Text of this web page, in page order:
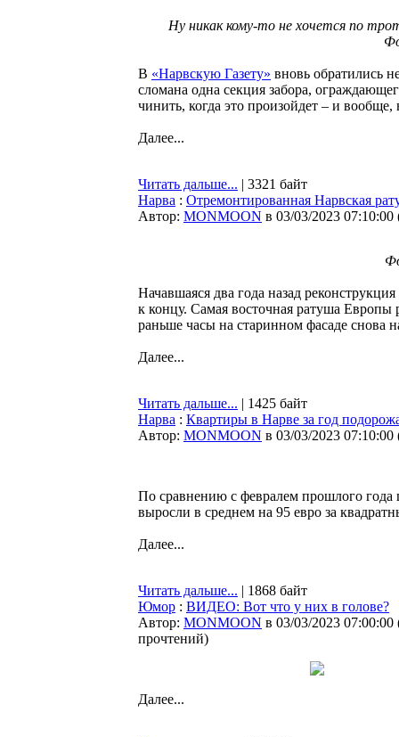
Ну никак кому-то не хочется по
В «Нарвскую Газету» вновь обратились
сломана одна секция забора,
чинить, когда это произойдет – и вообще,
Далее...
Читать дальше... | 3321 байт
Нарва : Отремонтированная Нарвская
Автор: MONMOON в 03/03/2023 07:10:00
Начавшаяся два года назад
к концу. Самая восточная ратуша Европы
раньше часы на старинном фасаде снова
Далее...
Читать дальше... | 1425 байт
Нарва : Квартиры в Нарве за год
Автор: MONMOON в 03/03/2023 07:10:00
По сравнению с февралем прошлого
выросли в среднем на 95 евро за
Далее...
Читать дальше... | 1868 байт
Юмор : ВИДЕО: Вот что у них в голове?
Автор: MONMOON в 03/03/2023 07:00:00
прочтений)
Далее...